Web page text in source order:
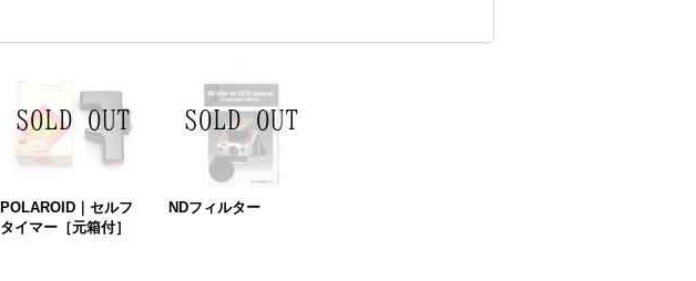
POLAROID｜セルフ
タイマー［元箱付］
NDフィルター